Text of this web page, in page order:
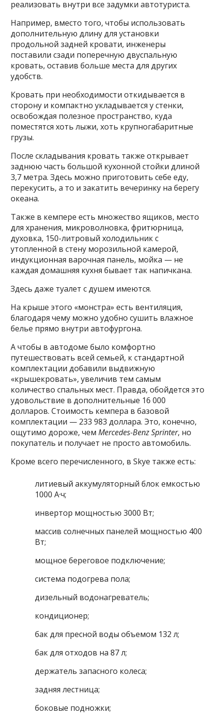
реализовать внутри все задумки автотуриста.
Например, вместо того, чтобы использовать
дополнительную длину для установки
продольной задней кровати, инженеры
поставили сзади поперечную двуспальную
кровать, оставив больше места для других
удобств.
Кровать при необходимости откидывается в
сторону и компактно укладывается у стенки,
освобождая полезное пространство, куда
поместятся хоть лыжи, хоть крупногабаритные
грузы.
После складывания кровать также открывает
заднюю часть большой кухонной стойки длиной
3,7 метра. Здесь можно приготовить себе еду,
перекусить, а то и закатить вечеринку на берегу
океана.
Также в кемпере есть множество ящиков, место
для хранения, микроволновка, фритюрница,
духовка, 150-литровый холодильник с
утопленной в стену морозильной камерой,
индукционная варочная панель, мойка — не
каждая домашняя кухня бывает так напичкана.
Здесь даже туалет с душем имеются.
На крыше этого «монстра» есть вентиляция,
благодаря чему можно удобно сушить влажное
белье прямо внутри автофургона.
А чтобы в автодоме было комфортно
путешествовать всей семьей, к стандартной
комплектации добавили выдвижную
«крышекровать», увеличив тем самым
количество спальных мест. Правда, обойдется это
удовольствие в дополнительные 16 000
долларов. Стоимость кемпера в базовой
комплектации — 233 983 доллара. Это, конечно,
ощутимо дороже, чемMercedes-Benz Sprinter, но
покупатель и получает не просто автомобиль.
Кроме всего перечисленного, в Skye также есть:
литиевый аккумуляторный блок емкостью
1000 А·ч;
инвертор мощностью 3000 Вт;
массив солнечных панелей мощностью 400
Вт;
мощное береговое подключение;
система подогрева пола;
дизельный водонагреватель;
кондиционер;
бак для пресной воды объемом 132 л;
бак для отходов на 87 л;
держатель запасного колеса;
задняя лестница;
боковые подножки;